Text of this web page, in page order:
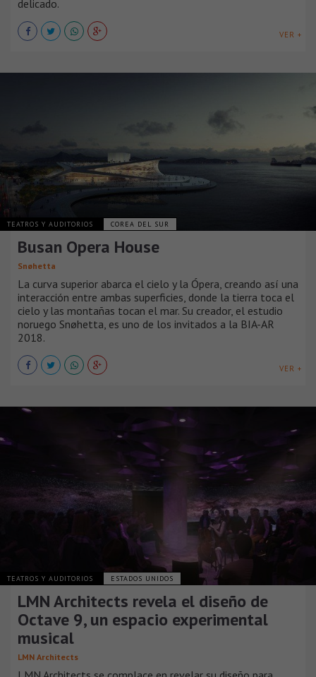
delicado.
VER +
TEATROS Y AUDITORIOS COREA DEL SUR
Busan Opera House
Snøhetta
La curva superior abarca el cielo y la Ópera, creando así una
interacción entre ambas superficies, donde la tierra toca el
cielo y las montañas tocan el mar. Su creador, el estudio
noruego Snøhetta, es uno de los invitados a la BIA-AR
2018.
VER +
TEATROS Y AUDITORIOS ESTADOS UNIDOS
LMN Architects revela el diseño de
Octave 9, un espacio experimental
musical
LMN Architects